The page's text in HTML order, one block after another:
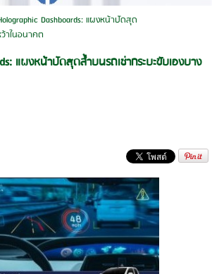
Dashboards: แผงหน้าปัดสุด
าในอนาคต
แผงหน้าปัดสุดล้ำบนรถเช่ากระบะขับเองบาง